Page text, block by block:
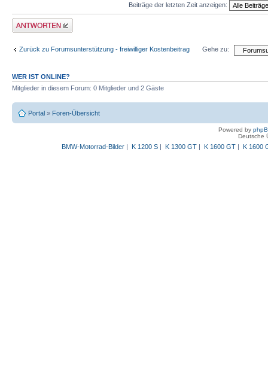
Beiträge der letzten Zeit anzeigen:
Antwort schreiben
Zurück zu Forumsunterstützung - freiwilliger Kostenbeitrag Gehe zu:
WER IST ONLINE?
Mitglieder in diesem Forum: 0 Mitglieder und 2 Gäste
Portal » Foren-Übersicht
Powered by
Deutsche
BMW-Motorrad-Bilder| K 1200 S| K 1300 GT| K 1600 GT| K 1600